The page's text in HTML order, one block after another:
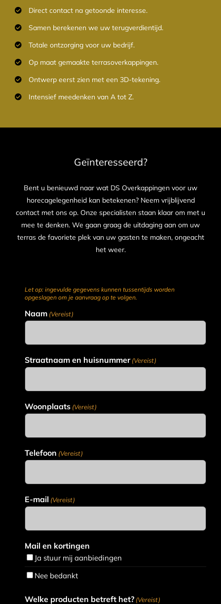
Direct contact na getoonde interesse.
Samen berekenen we uw terugverdientijd.
Totale ontzorging voor uw bedrijf.
Op maat gemaakte terrasoverkappingen.
Ontwerp eerst zien met een 3D-tekening.
Intensief meedenken van A tot Z.
Geïnteresseerd?
Bent u benieuwd naar wat DS Overkappingen voor uw
horecagelegenheid kan betekenen? Neem vrijblijvend
contact met ons op. Onze specialisten staan klaar om met u
mee te denken. We gaan graag de uitdaging aan om uw
terras de favoriete plek van uw gasten te maken, ongeacht
het weer.
Let op: ingevulde gegevens kunnen tussentijds worden
opgeslagen om je aanvraag op te volgen.
Naam (Vereist)
Straatnaam en huisnummer (Vereist)
Woonplaats (Vereist)
Telefoon (Vereist)
E-mail (Vereist)
Mail en kortingen
Ja stuur mij aanbiedingen
Nee bedankt
Welke producten betreft het? (Vereist)